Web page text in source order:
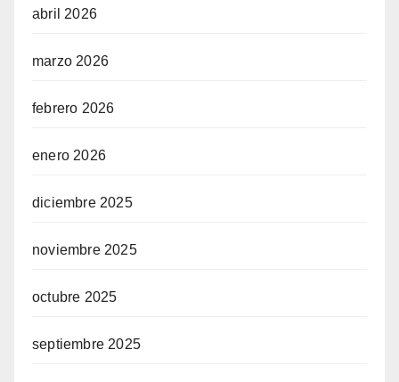
abril 2026
marzo 2026
febrero 2026
enero 2026
diciembre 2025
noviembre 2025
octubre 2025
septiembre 2025